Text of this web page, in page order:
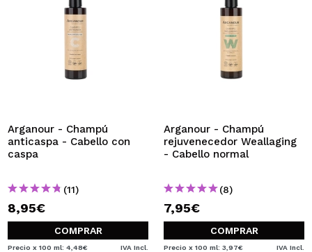
Arganour - Champú
anticaspa - Cabello con
caspa
(11)
8,95€
COMPRAR
Precio x 100 ml: 4,48€ IVA Incl.
Arganour - Champú
rejuvenecedor Weallaging
- Cabello normal
(8)
7,95€
COMPRAR
Precio x 100 ml: 3,97€ IVA Incl.